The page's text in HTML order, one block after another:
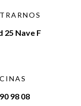
25 Nave F
98 08